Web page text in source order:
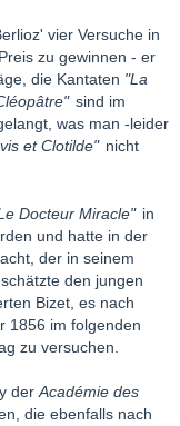
vier Versuche in
zu gewinnen - er
die Kantaten "La
sind im
was man -leider
et Clotilde" nicht
Docteur Miracle" in
und hatte in der
der in seinem
schätzte den jungen
Bizet, es nach
1856 im folgenden
zu versuchen.
derAcadémie des
die ebenfalls nach